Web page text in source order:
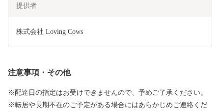
提供者
株式会社 Loving Cows
注意事項・その他
※配達日の指定はお受けできませんので、予めご了承ください。
※転居や長期不在のご予定がある場合にはあらかじめご連絡くだ